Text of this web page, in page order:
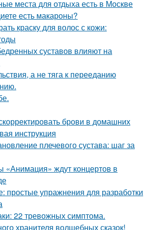
места для отдыха есть в Москве
есть макароны?
краску для волос с кожи:
суставов влияют на
а не тяга к перееданию
брови в домашних
инструкция
плечевого сустава: шаг за
«Анимация» ждут концертов в
простые упражнения для разработки
22 тревожных симптома.
хранителя волшебных сказок!